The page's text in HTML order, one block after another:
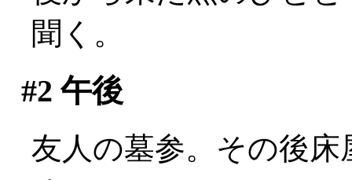
聞く。
#2 午後
友人の墓参。その後